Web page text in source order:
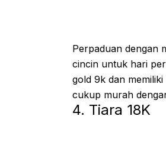
Perpaduan dengan
cincin untuk hari
gold 9k dan
cukup murah
4. Tiara 18K